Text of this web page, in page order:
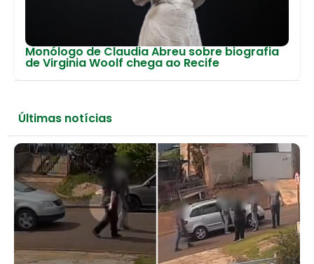
Monólogo de Claudia Abreu sobre biografia
de Virginia Woolf chega ao Recife
Últimas notícias